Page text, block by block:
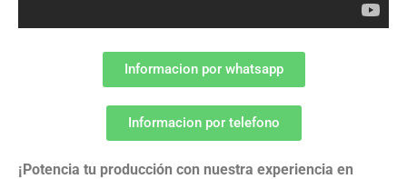
Informacion por whatsapp
Informacion por telefono
¡Potencia tu producción con nuestra experiencia en